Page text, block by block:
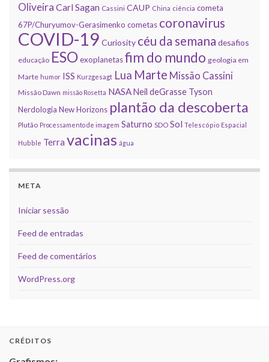
Oliveira Carl Sagan Cassini CAUP China ciência cometa
67P/Churyumov-Gerasimenko cometas coronavirus
COVID-19 Curiosity céu da semana desafios
educação ESOexoplanetasfim do mundo geologia em
Marte humor ISS Kurzgesagt Lua Marte Missão Cassini
Missão Dawn missão Rosetta NASANeil deGrasse Tyson
Nerdologia New Horizons plantão da descoberta
Plutão Processamento de imagem Saturno SDO Sol Telescópio Espacial
Hubble Terra vacinas água
META
Iniciar sessão
Feed de entradas
Feed de comentários
WordPress.org
CRÉDITOS